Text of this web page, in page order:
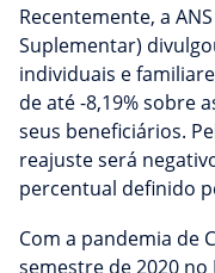
Recentemente, a
Suplementar)
individuais e
de até -8,19% sobre
seus beneficiários.
reajuste será
percentual definido
Com a pandemia de
semestre de 2020